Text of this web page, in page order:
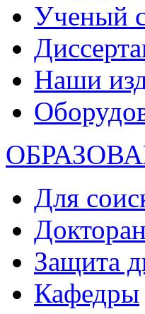
Ученый
Наши
Для
Защита
Кафедры